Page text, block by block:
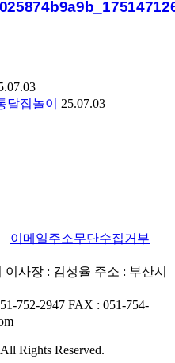
달집놀이 25.07.03
이메일주소무단수집거부
이사장 : 김성율 주소 : 부산시
752-2947 FAX : 051-754-
Rights Reserved.